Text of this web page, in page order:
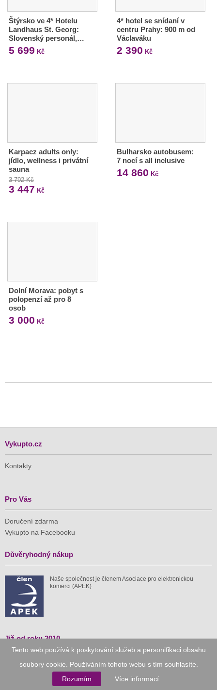
Tento web používá k poskytování služeb a personifikaci obsahu
soubory cookie. Používáním tohoto webu s tím souhlasíte.
Rozumím
Více informací
Štýrsko ve 4* Hotelu
Landhaus St. Georg:
Slovenský personál,…
5 699 Kč
4* hotel se snídaní v
centru Prahy: 900 m od
Václaváku
2 390 Kč
Karpacz adults only:
jídlo, wellness i privátní
sauna
3 792 Kč
3 447 Kč
Bulharsko autobusem:
7 nocí s all inclusive
14 860 Kč
Dolní Morava: pobyt s
polopenzí až pro 8
osob
3 000 Kč
Vykupto.cz
Kontakty
Pro Vás
Doručení zdarma
Vykupto na Facebooku
Důvěryhodný nákup
Naše společnost je členem Asociace pro elektronickou
komerci (APEK)
Již od roku 2010
59 tis. 1 511 mil.
ušetřeno nákupy